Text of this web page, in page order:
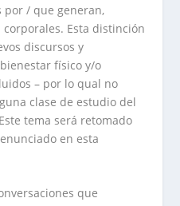
por / que generan,
Esta distinción
discursos y
físico y/o
– por lo qual no
clase de estudio del
tema será retomado
en esta
que